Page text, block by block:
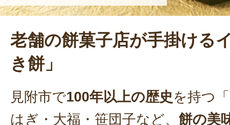
老舗の餅菓子店が手掛ける
き餅」
見附市で100年以上の歴史 を持つ
はぎ・大福・笹団子など、 餅の美